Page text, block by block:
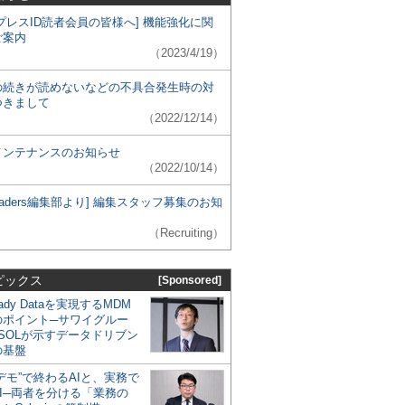
レスID読者会員の皆様へ] 機能強化に関
内
（2023/4/19）
続きが読めないなどの不具合発生時の対
まして
（2022/12/14）
ンテナンスのお知らせ
（2022/10/14）
編集部より] 編集スタッフ募集のお知
（Recruiting）
ックス [Sponsored]
Dataを実現するMDM
ポイント─サワイグルー
が示すデータドリブン
基盤
モ”で終わるAIと、実務で
両者を分ける「業務の